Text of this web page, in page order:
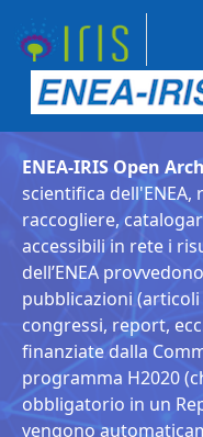
ENEA-IRIS Open
scientifica
raccogliere,
accessibili in rete i
dell’ENEA
pubblicazioni
congressi, report,
finanziate dalla
programma H2020
obbligatorio in un
vengono